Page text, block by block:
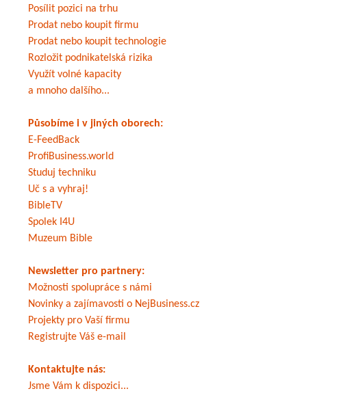
Posílit pozici na trhu
Prodat nebo koupit firmu
Prodat nebo koupit technologie
Rozložit podnikatelská rizika
Využít volné kapacity
a mnoho dalšího...
Působíme i v jiných oborech:
E-FeedBack
ProfiBusiness.world
Studuj techniku
Uč s a vyhraj!
BibleTV
Spolek I4U
Muzeum Bible
Newsletter pro partnery:
Možnosti spolupráce s námi
Novinky a zajímavosti o NejBusiness.cz
Projekty pro Vaší firmu
Registrujte Váš e-mail
Kontaktujte nás:
Jsme Vám k dispozici...